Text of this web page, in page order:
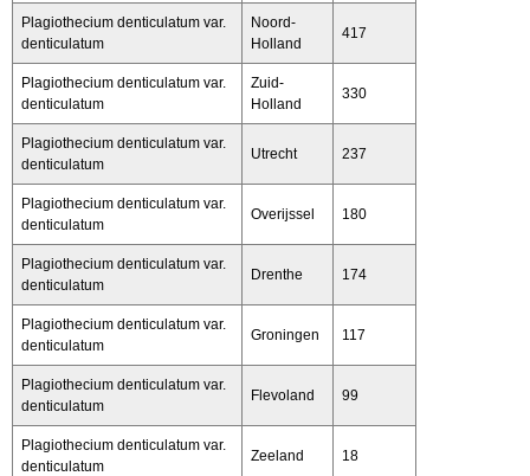
Plagiothecium denticulatum var.
denticulatum
Noord-
Holland
417
Plagiothecium denticulatum var.
denticulatum
Zuid-
Holland
330
Plagiothecium denticulatum var.
denticulatum
Utrecht 237
Plagiothecium denticulatum var.
denticulatum
Overijssel 180
Plagiothecium denticulatum var.
denticulatum
Drenthe 174
Plagiothecium denticulatum var.
denticulatum
Groningen 117
Plagiothecium denticulatum var.
denticulatum
Flevoland 99
Plagiothecium denticulatum var.
denticulatum
Zeeland 18